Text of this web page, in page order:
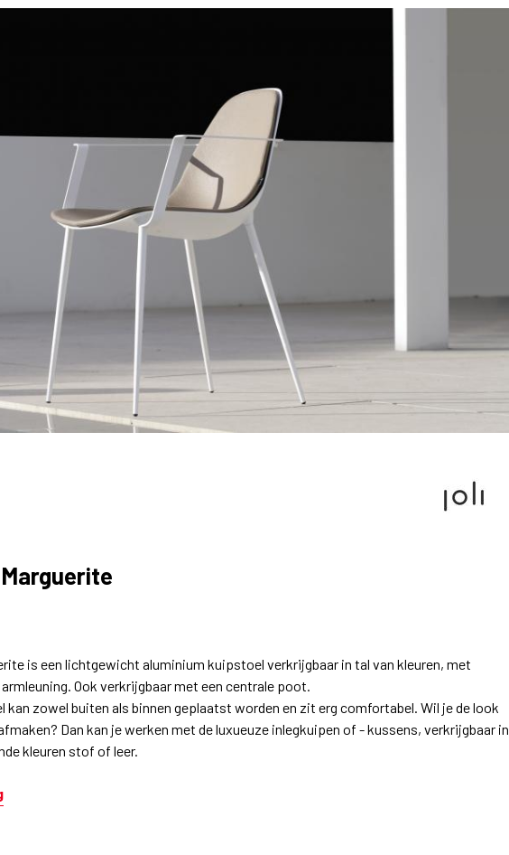
is een lichtgewicht aluminium kuipstoel verkrijgbaar in tal van kleuren, met
Ook verkrijgbaar met een centrale poot.
kan zowel buiten als binnen geplaatst worden en zit erg comfortabel. Wil je de look
Dan kan je werken met de luxueuze inlegkuipen of - kussens, verkrijgbaar in
kleuren stof of leer.